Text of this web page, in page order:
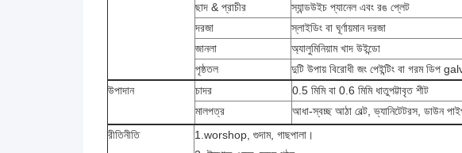
ছাদ & প্রাচীর
স্যান্ডউইচ প্যানেল এবং রঙ প্লেট
দরজা
স্লাইডিং বা ঘূর্ণায়মান দরজা
জানলা
অ্যালুমিনিয়াম খাদ উইন্ডো
পৃষ্ঠতল
দুটি উপায় বিরোধী জং পেইন্টিং বা গরম ডিপ
উপাদান
চাদর
0.5 মিমি বা 0.6 মিমি ধাতুপট্টাবৃত শীট
মালপত্র
আধা-স্বচ্ছ আঠা বেল্ট, ভ্যানিটেটরস, ডাউন
রীতিনীতি
1.worshop, গুদাম, গাছপালা।